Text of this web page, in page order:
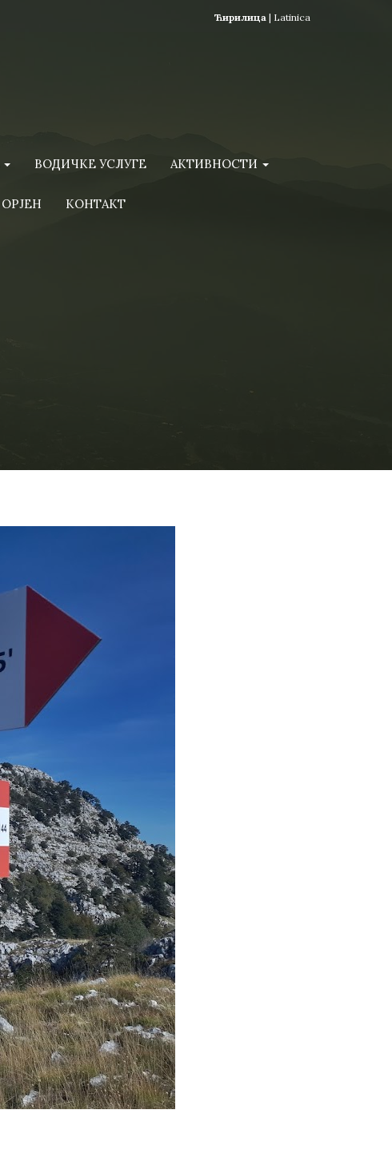
Ћирилица | Latinica
ВОДИЧКЕ УСЛУГЕ АКТИВНОСТИ
ОРЈЕН КОНТАКТ